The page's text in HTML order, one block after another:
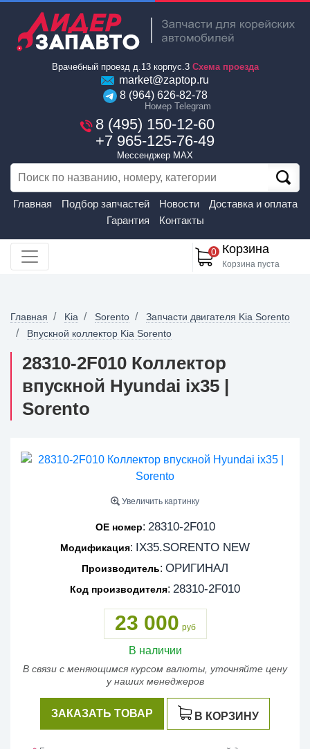
Врачебный проезд д.13 корпус.3 Схема проезда
market@zaptop.ru
8 (964) 626-82-78
Номер Telegram
8 (495) 150-12-60
+7 965-125-76-49
Мессенджер MAX
Главная Подбор запчастей Новости
Доставка и оплата
Гарантия
Контакты
0 Корзина
Корзина пуста
Главная Kia Sorento
Запчасти двигателя Kia Sorento
Впускной коллектор Kia Sorento
28310-2F010 Коллектор
впускной Hyundai ix35 |
Sorento
Увеличить картинку
OE номер: 28310-2F010
Модификация: IX35.SORENTO NEW
Производитель: ОРИГИНАЛ
Код производителя: 28310-2F010
23 000 руб
В наличии
В связи с меняющимся курсом валюты, уточняйте цену
у наших менеджеров
ЗАКАЗАТЬ ТОВАР В КОРЗИНУ